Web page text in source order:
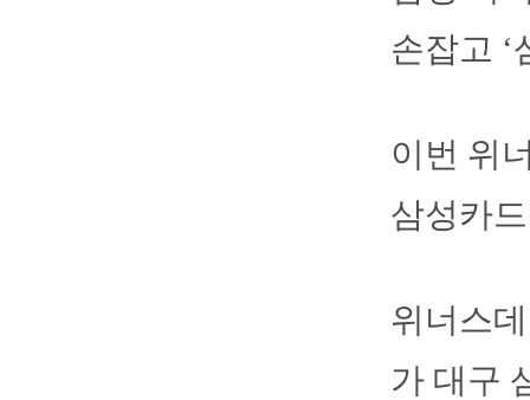
손잡고 ‘
이번 위
삼성카
위너스
가 대구